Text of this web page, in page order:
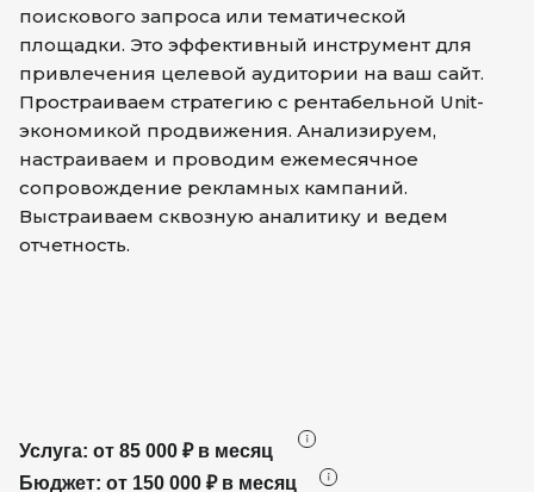
поискового запроса или тематической
площадки. Это эффективный инструмент для
привлечения целевой аудитории на ваш сайт.
Простраиваем стратегию с рентабельной Unit-
экономикой продвижения. Анализируем,
настраиваем и проводим ежемесячное
сопровождение рекламных кампаний.
Выстраиваем сквозную аналитику и ведем
отчетность.
Услуга: от 85 000 ₽ в месяц
Бюджет: от 150 000 ₽ в месяц